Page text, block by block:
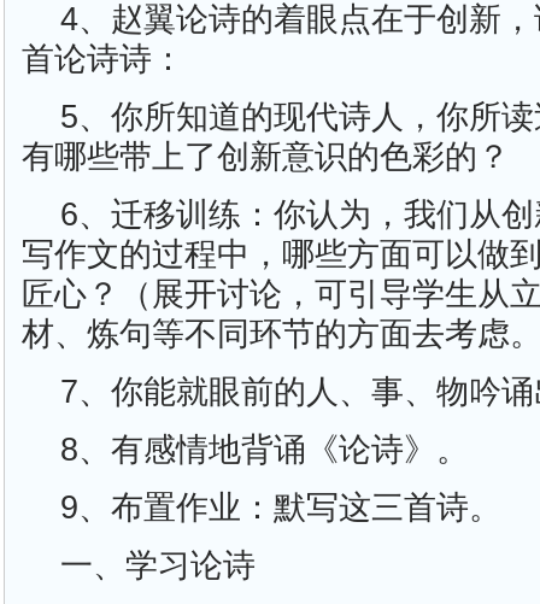
4、赵翼论诗的着眼点在于创新
首论诗诗：
5、你所知道的现代诗人，你所
有哪些带上了创新意识的色彩的？
6、迁移训练：你认为，我们从
写作文的过程中，哪些方面可以做
匠心？（展开讨论，可引导学生从
材、炼句等不同环节的方面去考虑
7、你能就眼前的人、事、物吟
8、有感情地背诵《论诗》。
9、布置作业：默写这三首诗。
一、学习论诗